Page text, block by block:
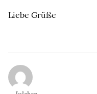
Liebe Grüße